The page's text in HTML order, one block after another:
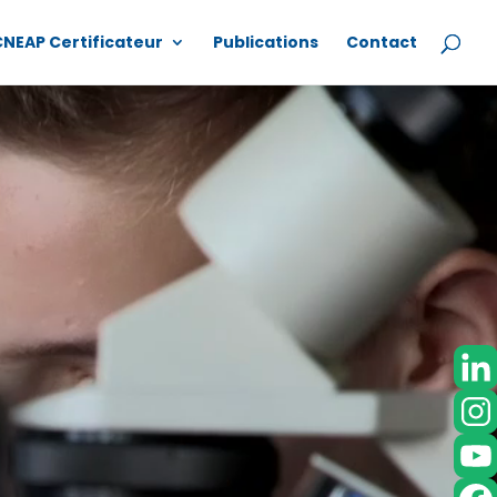
Certificateur Publications Contact